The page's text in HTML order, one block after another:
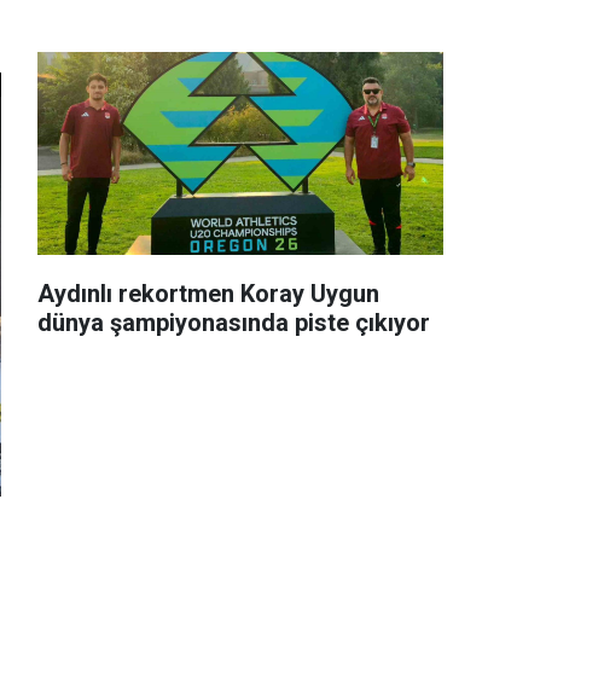
Aydınlı rekortmen Koray Uygun
dünya şampiyonasında piste çıkıyor